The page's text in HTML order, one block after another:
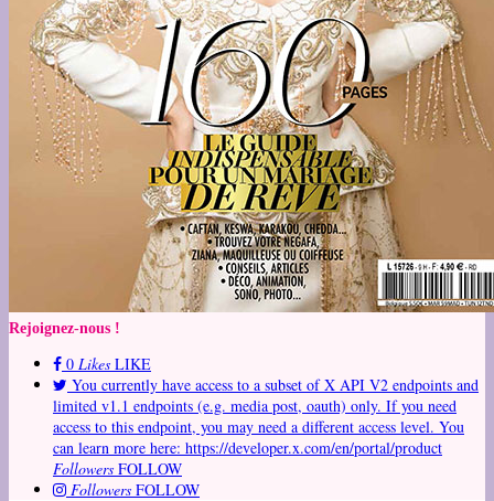
Rejoignez-nous !
0 Likes LIKE
You currently have access to a subset of X API V2 endpoints and
limited v1.1 endpoints (e.g. media post, oauth) only. If you need
access to this endpoint, you may need a different access level. You
can learn more here: https://developer.x.com/en/portal/product
Followers FOLLOW
Followers FOLLOW